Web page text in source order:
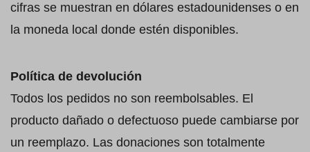
cifras se muestran en dólares estadounidenses o en
la moneda local donde estén disponibles.
Política de devolución
Todos los pedidos no son reembolsables. El
producto dañado o defectuoso puede cambiarse por
un reemplazo. Las donaciones son totalmente